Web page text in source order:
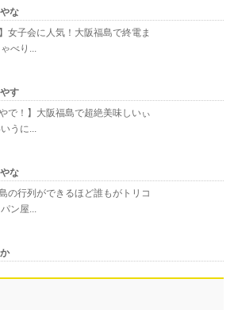
あやな
】女子会に人気！大阪福島で終電ま
べり...
あやす
やで！】大阪福島で超絶美味しいぃ
うに...
あやな
の行列ができるほど誰もがトリコ
ン屋...
みか